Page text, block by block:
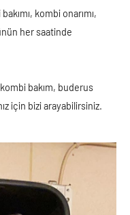
kombi onarımı,
her saatinde
bakım, buderus
için bizi arayabilirsiniz.